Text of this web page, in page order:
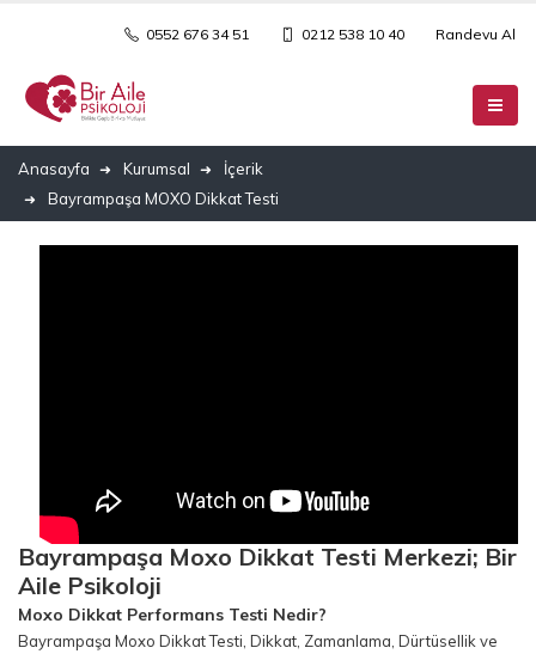
0552 676 34 51 0212 538 10 40 Randevu Al
Anasayfa Kurumsal
İçerik
Bayrampaşa MOXO Dikkat Testi
Bayrampaşa Moxo Dikkat Testi Merkezi; Bir
Aile Psikoloji
Moxo Dikkat Performans Testi Nedir?
Bayrampaşa Moxo Dikkat Testi, Dikkat, Zamanlama, Dürtüsellik ve